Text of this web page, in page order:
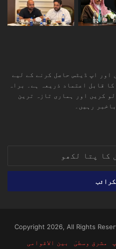
اور اپ ڈیٹس حاصل کرنے کے لیے
قابل اعتماد ذریعہ ہے۔ براہ
کریں اور ہماری تازہ ترین
رہیں۔
مشرق وسطیٰ بین الاقوامی